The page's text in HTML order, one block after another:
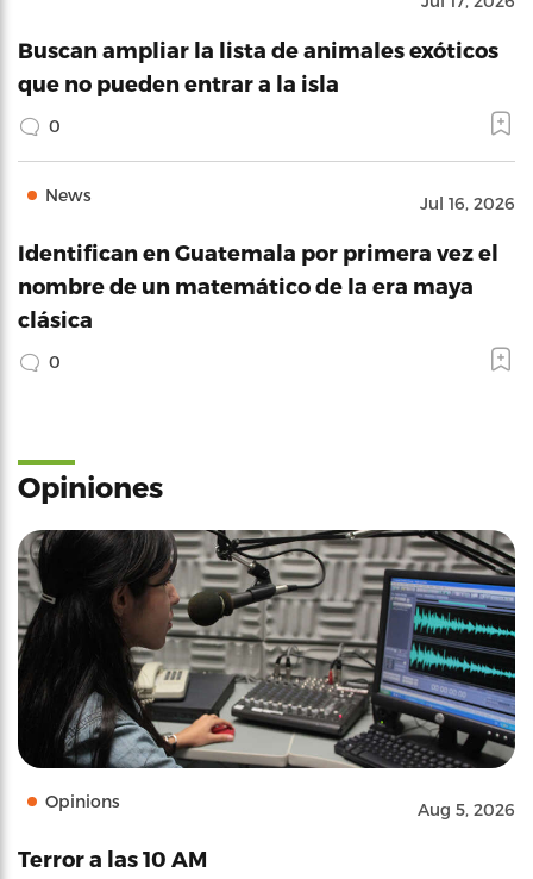
Buscan ampliar la lista de animales exóticos
que no pueden entrar a la isla
0
News Jul 16, 2026
Identifican en Guatemala por primera vez el
nombre de un matemático de la era maya
clásica
0
Opiniones
Opinions Aug 5, 2026
Terror a las 10 AM